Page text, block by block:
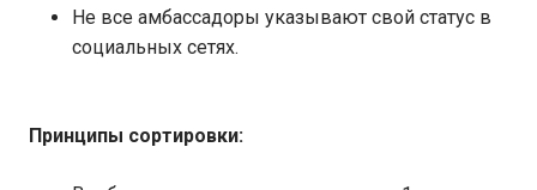
Не все амбассадоры указывают свой статус в
социальных сетях.
Принципы сортировки: